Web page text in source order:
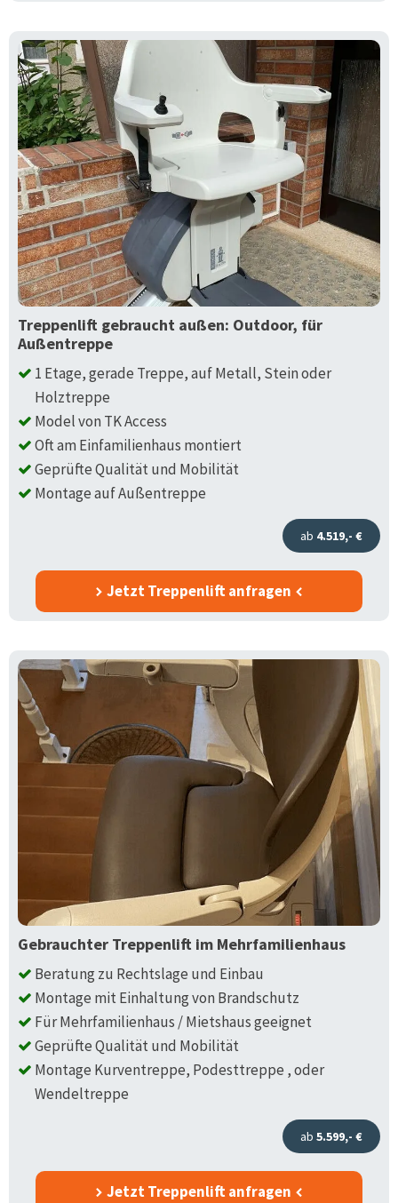
Treppenlift gebraucht außen: Outdoor, für
Außentreppe
1 Etage, gerade Treppe, auf Metall, Stein oder
Holztreppe
Model von TK Access
Oft am Einfamilienhaus montiert
Geprüfte Qualität und Mobilität
Montage auf Außentreppe
ab 4.519,- €
Jetzt Treppenlift anfragen
Gebrauchter Treppenlift im Mehrfamilienhaus
Beratung zu Rechtslage und Einbau
Montage mit Einhaltung von Brandschutz
Für Mehrfamilienhaus / Mietshaus geeignet
Geprüfte Qualität und Mobilität
Montage Kurventreppe, Podesttreppe , oder
Wendeltreppe
ab 5.599,- €
Jetzt Treppenlift anfragen